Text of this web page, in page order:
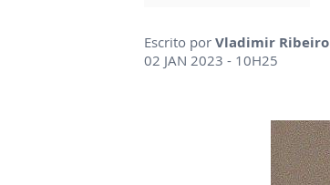
Escrito por Vladimir Ribeiro
02 JAN 2023 - 10H25